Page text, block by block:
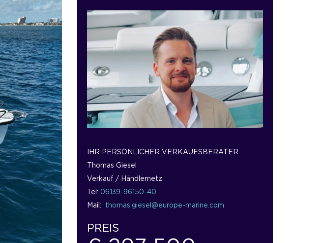
IHR PERSÖNLICHER VERKAUFSBERATER
Thomas Giesel
Verkauf / Händlernetz
Tel: 06139-96150-40
Mail: thomas.giesel@europe-marine.com
PREIS